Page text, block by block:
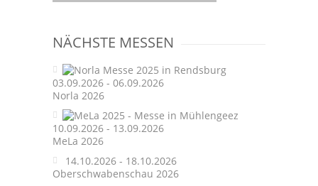
NÄCHSTE MESSEN
03.09.2026 - 06.09.2026
Norla 2026
10.09.2026 - 13.09.2026
MeLa 2026
14.10.2026 - 18.10.2026
Oberschwabenschau 2026